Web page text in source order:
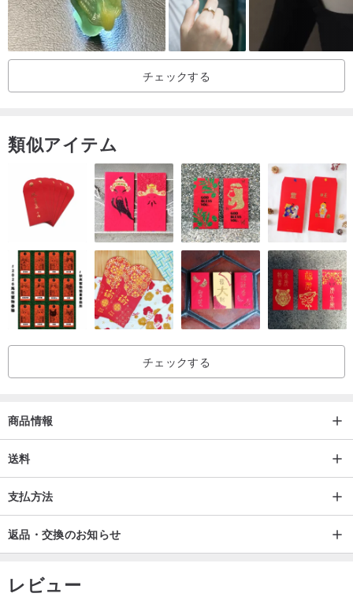
カードとギフトから発想して、台湾文化と合わせて、シンプリナデ
ザインとともに、旅の喜びをもっと生活に寄り添って。
*は大変デデリケートなためネックレス、强く引っ掻くことや直暴な
扱いはご了承ください。
※そのままの商品ですので、つけたメッキでの入湯や温泉や水流など
はご検討下さい。
*付属品がとても少なくて、お子様のお手のでもない地方でのお客様
サービスをしてください。
チェックする
類似アイテム
チェックする
商品情報
送料
支払方法
返品・交換のお知らせ
レビュー